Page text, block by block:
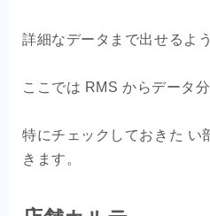
詳細なデータまで出せるよ
ここでは RMS からデータ
特にチェックしておきた い
きます。